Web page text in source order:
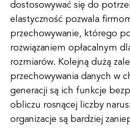
dostosowywać się do
elastyczność pozwala
przechowywanie, którego
rozwiązaniem opłacalnym
rozmiarów. Kolejną dużą
przechowywania danych w
generacji są ich funkcje
obliczu rosnącej liczby
organizacje są bardziej